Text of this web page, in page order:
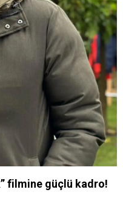
filmine güçlü kadro!